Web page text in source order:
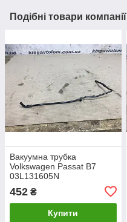
Подібні товари компанії
Вакуумна трубка
Volkswagen Passat B7
03L131605N
452 ₴
Купити